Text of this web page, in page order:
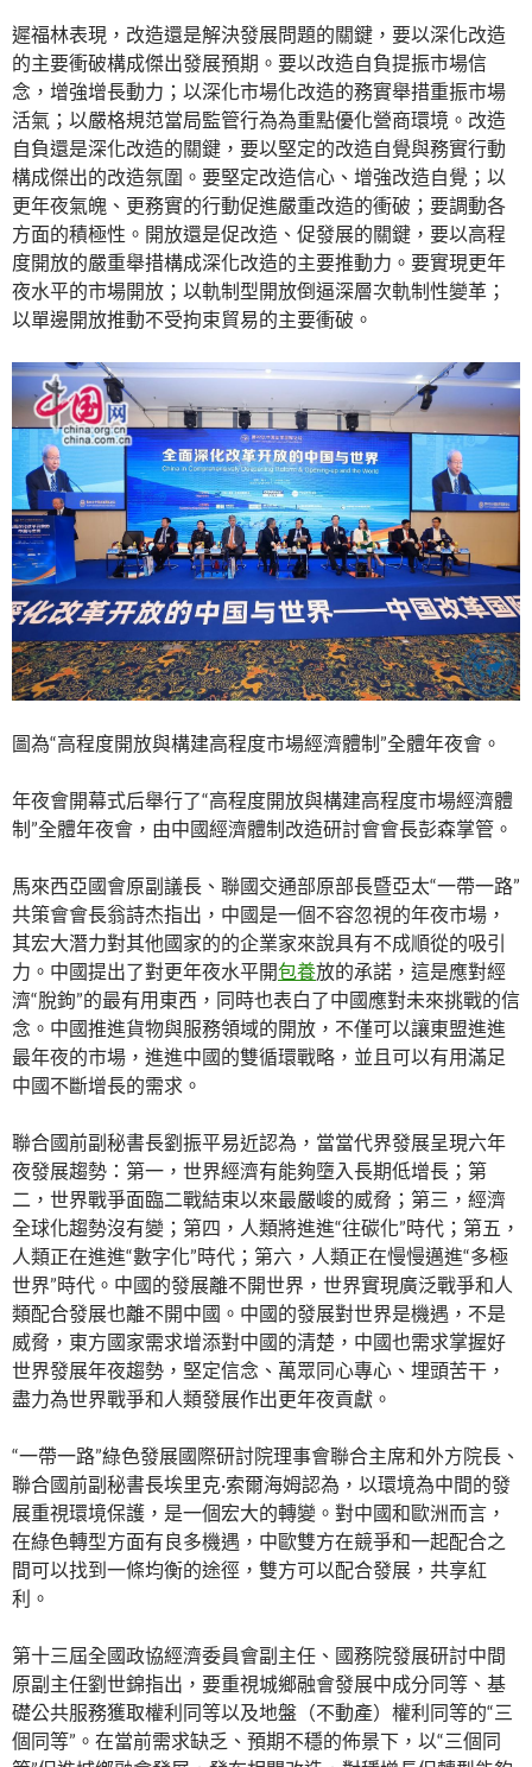
遲福林表現，改造還是解決發展問題的關鍵，要以深化改造
的主要衝破構成傑出發展預期。要以改造自負提振市場信
念，增強增長動力；以深化市場化改造的務實舉措重振市場
活氣；以嚴格規范當局監管行為為重點優化營商環境。改造
自負還是深化改造的關鍵，要以堅定的改造自覺與務實行動
構成傑出的改造氛圍。要堅定改造信心、增強改造自覺；以
更年夜氣魄、更務實的行動促進嚴重改造的衝破；要調動各
方面的積極性。開放還是促改造、促發展的關鍵，要以高程
度開放的嚴重舉措構成深化改造的主要推動力。要實現更年
夜水平的市場開放；以軌制型開放倒逼深層次軌制性變革；
以單邊開放推動不受拘束貿易的主要衝破。
圖為“高程度開放與構建高程度市場經濟體制”全體年夜會。
年夜會開幕式后舉行了“高程度開放與構建高程度市場經濟體
制”全體年夜會，由中國經濟體制改造研討會會長彭森掌管。
馬來西亞國會原副議長、聯國交通部原部長暨亞太“一帶一路”
共策會會長翁詩杰指出，中國是一個不容忽視的年夜市場，
其宏大潛力對其他國家的的企業家來說具有不成順從的吸引
力。中國提出了對更年夜水平開包養放的承諾，這是應對經
濟“脫鉤”的最有用東西，同時也表白了中國應對未來挑戰的信
念。中國推進貨物與服務領域的開放，不僅可以讓東盟進進
最年夜的市場，進進中國的雙循環戰略，並且可以有用滿足
中國不斷增長的需求。
聯合國前副秘書長劉振平易近認為，當當代界發展呈現六年
夜發展趨勢：第一，世界經濟有能夠墮入長期低增長；第
二，世界戰爭面臨二戰結束以來最嚴峻的威脅；第三，經濟
全球化趨勢沒有變；第四，人類將進進“往碳化”時代；第五，
人類正在進進“數字化”時代；第六，人類正在慢慢邁進“多極
世界”時代。中國的發展離不開世界，世界實現廣泛戰爭和人
類配合發展也離不開中國。中國的發展對世界是機遇，不是
威脅，東方國家需求增添對中國的清楚，中國也需求掌握好
世界發展年夜趨勢，堅定信念、萬眾同心專心、埋頭苦干，
盡力為世界戰爭和人類發展作出更年夜貢獻。
“一帶一路”綠色發展國際研討院理事會聯合主席和外方院長、
聯合國前副秘書長埃里克·索爾海姆認為，以環境為中間的發
展重視環境保護，是一個宏大的轉變。對中國和歐洲而言，
在綠色轉型方面有良多機遇，中歐雙方在競爭和一起配合之
間可以找到一條均衡的途徑，雙方可以配合發展，共享紅
利。
第十三屆全國政協經濟委員會副主任、國務院發展研討中間
原副主任劉世錦指出，要重視城鄉融會發展中成分同等、基
礎公共服務獲取權利同等以及地盤（不動產）權利同等的“三
個同等”。在當前需求缺乏、預期不穩的佈景下，以“三個同